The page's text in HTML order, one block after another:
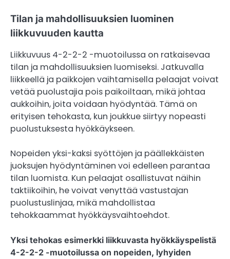
Tilan ja mahdollisuuksien luominen
liikkuvuuden kautta
Liikkuvuus 4-2-2-2 -muotoilussa on ratkaisevaa
tilan ja mahdollisuuksien luomiseksi. Jatkuvalla
liikkeellä ja paikkojen vaihtamisella pelaajat voivat
vetää puolustajia pois paikoiltaan, mikä johtaa
aukkoihin, joita voidaan hyödyntää. Tämä on
erityisen tehokasta, kun joukkue siirtyy nopeasti
puolustuksesta hyökkäykseen.
Nopeiden yksi-kaksi syöttöjen ja päällekkäisten
juoksujen hyödyntäminen voi edelleen parantaa
tilan luomista. Kun pelaajat osallistuvat näihin
taktiikoihin, he voivat venyttää vastustajan
puolustuslinjaa, mikä mahdollistaa
tehokkaammat hyökkäysvaihtoehdot.
Yksi tehokas esimerkki liikkuvasta hyökkäyspelistä
4-2-2-2 -muotoilussa on nopeiden, lyhyiden